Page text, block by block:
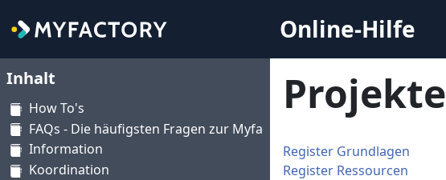
Online-Hilfe
Inhalt
How To's
FAQs - Die häufigsten Fragen zur Myfactory
Information
Koordination
Projekte
Register Grundlagen
Register Ressourcen